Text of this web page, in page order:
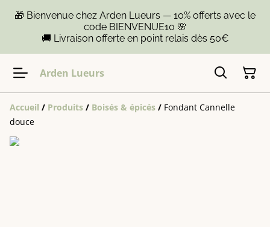
🎁 Bienvenue chez Arden Lueurs — 10% offerts avec le
code BIENVENUE10 🌸
🚚 Livraison offerte en point relais dès 50€
Arden Lueurs
Accueil / Produits / Boisés & épicés / Fondant Cannelle
douce